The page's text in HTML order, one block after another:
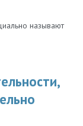
называют